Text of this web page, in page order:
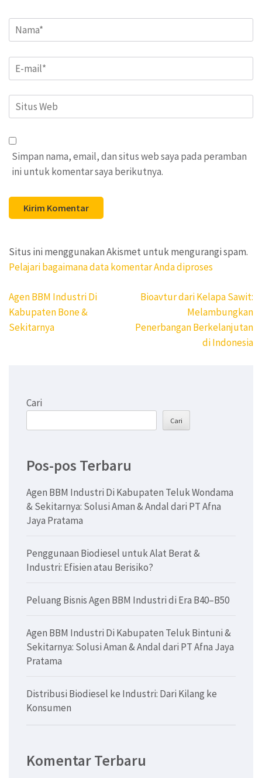
Name*
Email*
Situs
Web
Simpan nama, email, dan situs web saya pada peramban
ini untuk komentar saya berikutnya.
Situs ini menggunakan Akismet untuk mengurangi spam.
Pelajari bagaimana data komentar Anda diproses
Navigasi
pos
Agen BBM Industri Di
Kabupaten Bone &
Sekitarnya
Bioavtur dari Kelapa Sawit:
Melambungkan
Penerbangan Berkelanjutan
di Indonesia
Cari
Cari
Pos-pos Terbaru
Agen BBM Industri Di Kabupaten Teluk Wondama
& Sekitarnya: Solusi Aman & Andal dari PT Afna
Jaya Pratama
Penggunaan Biodiesel untuk Alat Berat &
Industri: Efisien atau Berisiko?
Peluang Bisnis Agen BBM Industri di Era B40–B50
Agen BBM Industri Di Kabupaten Teluk Bintuni &
Sekitarnya: Solusi Aman & Andal dari PT Afna Jaya
Pratama
Distribusi Biodiesel ke Industri: Dari Kilang ke
Konsumen
Komentar Terbaru